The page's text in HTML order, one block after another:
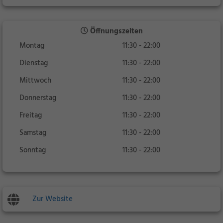
Öffnungszeiten
Montag
11:30 - 22:00
Dienstag
11:30 - 22:00
Mittwoch
11:30 - 22:00
Donnerstag
11:30 - 22:00
Freitag
11:30 - 22:00
Samstag
11:30 - 22:00
Sonntag
11:30 - 22:00
Zur Website